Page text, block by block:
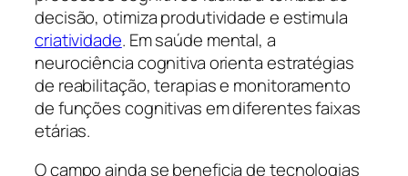
decisão, otimiza produtividade e estimula
criatividade. Em saúde mental, a
neurociência cognitiva orienta estratégias
de reabilitação, terapias e monitoramento
de funções cognitivas em diferentes faixas
etárias.
O campo ainda se beneficia de tecnologias